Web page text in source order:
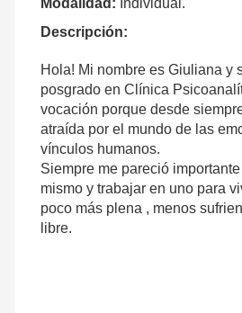
Descripción:
Hola! Mi nombre es Giuliana y
posgrado en Clínica
vocación porque desde
atraída por el mundo de las
vínculos humanos.
Siempre me pareció
mismo y trabajar en uno para
poco más plena , menos
libre.
del ser humano que me hizo